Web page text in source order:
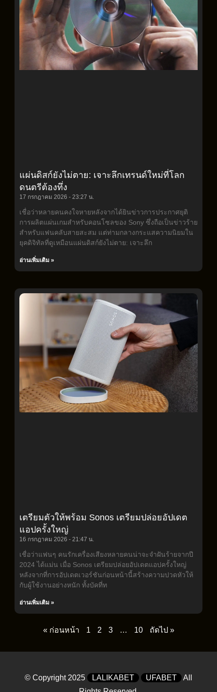
แผ่นดิสก์ยังไม่ตาย: เจาะลึกเทรนด์ใหม่ที่โลก
ดนตรีต้องทึ่ง
17 กรกฎาคม 2026 23:27 น.
เชื่อว่าหลายคนคงใจหายหลังจากได้ยินข่าวการประกาศยุติ
การผลิตแผ่นเกมสำหรับคอนโซลของ Sony ซึ่งถือเป็นข่าวร้าย
สำหรับแฟนคลับสายสะสม แต่ท่ามกลางกระแสความนิยมใน
ยุคดิจิทัลที่ดูเหมือนแผ่นดิสก์ยังไม่ตาย: เจาะลึก
อ่านเพิ่มเติม »
เตรียมตัวให้พร้อม Sonos เตรียมปล่อยอัปเดต
แอปครั้งใหญ่
16 กรกฎาคม 2026 21:47 น.
เชื่อว่าแฟนๆ คนรักเครื่องเสียงหลายคนน่าจะจำฝันร้ายจากปี
2024 ได้แม่น เมื่อ Sonos เตรียมปล่อยอัปเดตแอปครั้งใหญ่
หลังจากที่การอัปเดตเวอร์ชันก่อนหน้านี้สร้างความปวดหัวให้
กับผู้ใช้งานอย่างหนัก ทั้งบัคที่ท
อ่านเพิ่มเติม »
« ก่อนหน้า 1 2 3 … 10 ถัดไป »
© Copyright 2025 LALIKABET UFABET
All